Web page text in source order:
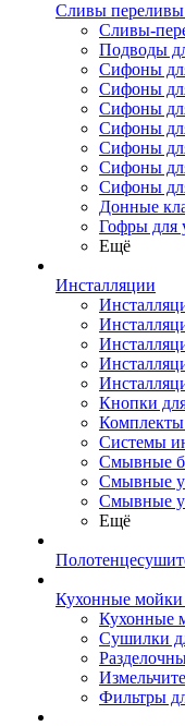
Сливы
Сливы-
Подводы
Сифоны
Сифоны
Сифоны
Сифоны
Сифоны
Сифоны
Сифоны
Донные
Гофры для
Ещё
Инсталляции
Кнопки
Комплекты
Системы
Смывные
Смывные
Смывные
Ещё
Кухонные мойки
Кухонные
Сушилки
Фильтры